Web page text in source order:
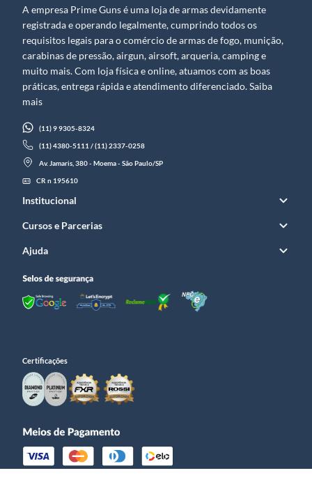
A empresa Prime Guns é uma loja de armas devidamente
registrada e operando legalmente, cumprindo todos os
requisitos legais para o comércio de armas de fogo, munição,
carabinas de pressão, airgun, airsoft, arqueria, camping e
muito mais. Com loja física e online, atuamos com as boas
práticas, entrega rápida e atendimento diferenciado. Saiba
mais
(11) 9 9305-8324
(11) 4380-5111 / (11) 2337-0258
Av. Jamaris, 380 - Moema - São Paulo/SP
CR n 195610
Institucional
Cursos e Parcerias
Ajuda
Certificações